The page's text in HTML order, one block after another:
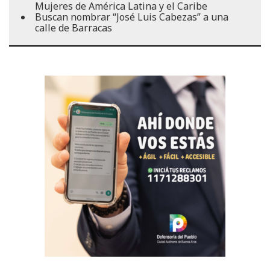
Mujeres de América Latina y el Caribe
Buscan nombrar “José Luis Cabezas” a una
calle de Barracas